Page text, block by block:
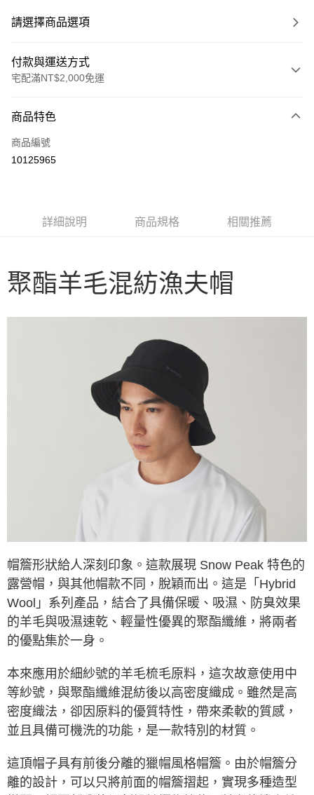
請選擇商品選項
付款與運送方式
宅配滿NT$2,000免運
信用卡一次付款
信用卡分期付款
上海商業儲蓄銀行
台北富邦商業銀行
匯豐（台灣）商業銀行
華泰商業銀行
聯邦商業銀行
遠東國際商業銀行
合作金庫商業銀行
第一商業銀行
臺灣中小企業銀行
台中商業銀行
匯豐（台灣）商業銀行
華泰商業銀行
元大商業銀行
永豐商業銀行
中國信託商業銀行
LINE Pay
Google Pay
AFTEE先享後付
相關說明
AFTEE先享後付是「在收到商品之後才付款」的支付方式。 讓您購物簡單
１．簡單：不需註冊會員、不需綁卡、不需儲值。
２．便利：只要手機號碼，簡訊認證，即可結帳。
３．安心：先確認商品／服務後，再付款。
【「AFTEE先享後付」結帳流程】
１．於結帳方式選擇「AFTEE先享後付」後，將跳轉至「AFTEE先享後付」
結帳頁面，進行簡訊認證並確認金額後，即可完成結帳。
２．訂單成立數日內，您將收到繳費通知簡訊。
３．收到繳費通知簡訊後14天內，點擊此簡訊中的連結，可透過四大超商／
ATM／網路銀行／等多元方式進行付款，方視為交易完成。
※ 請注意：結帳手續完成當下不需立刻繳費，但若您需要取消訂單，請聯絡
購買商品的店家。未經商家同意取消之訂單仍視為有效，需透過AFTEE先享
※ 交易是否成功請以「AFTEE先享後付 」之結帳頁面顯示為準，若有關於
客戶支援中心」 https://netprotections.freshdesk.com/support/home
【注意事項】
１．透過由恩沛科技股份有限公司提供之「AFTEE先享後付」服務完成之交
易，需依本服務之必要範圍內提供個人資料，並將交易相關給付款項請求債
權轉讓予恩沛科技股份有限公司。
２．關於個人資料處理事宜，請瀏覽以下網址：
https://aftee.tw/terms/#terms3
「AFTEE先享後付」，若未經同意申辦者引起之損失，本公司不負相關責
任。
４．使用「AFTEE先享後付」時，將依據個別帳號之用戶狀況，依本公司即
時審查核予不同之上限額度；若仍有額度不足之情形，本公司將視審查結果
請求用戶進行身份認證。
５．嚴禁一人註冊多個帳號或使用他人資訊註冊。若發現惡意使用之情形，
每筆NT$100，滿NT$2,000(含以上)免運費
商品特色
商品編號
10125965
詳細說明 商品規格 相關推薦
聚酯羊毛混紡漁夫帽
帽簷形狀給人深刻印象。這款展現 Snow Peak 特色的
露營帽，與其他帽款不同，脫穎而出。這是「Hybrid
Wool」系列產品，結合了具備保暖、吸濕、防臭效果
的羊毛與吸濕速乾、輕量性優異的聚酯纖維，將兩者
的優點集於一身。
本來應用於細紗號的羊毛梳毛原料，這次故意使用中
等紗號，與聚酯纖維混紡後以高密度織成。雖然是高
密度織法，卻因原料的優質特性，帶來柔軟的質感，
並且具備可機洗的功能，是一款特別的材質。
這頂帽子具有前後分離的獵帽風格帽簷。由於帽簷分
離的設計，可以只將前面的帽簷摺起，實現多種造型